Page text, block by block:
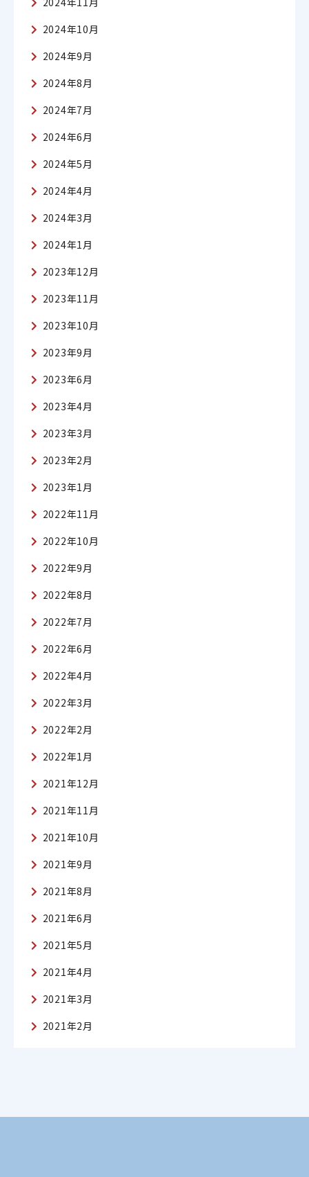
2024年10月
2024年9月
2024年8月
2024年7月
2024年6月
2024年5月
2024年4月
2024年3月
2024年1月
2023年12月
2023年11月
2023年10月
2023年9月
2023年6月
2023年4月
2023年3月
2023年2月
2023年1月
2022年11月
2022年10月
2022年9月
2022年8月
2022年7月
2022年6月
2022年4月
2022年3月
2022年2月
2022年1月
2021年12月
2021年11月
2021年10月
2021年9月
2021年8月
2021年6月
2021年5月
2021年4月
2021年3月
2021年2月